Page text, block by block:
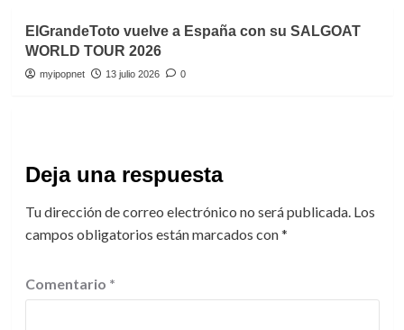
ElGrandeToto vuelve a España con su SALGOAT
WORLD TOUR 2026
myipopnet 13 julio 2026 0
Deja una respuesta
Tu dirección de correo electrónico no será publicada. Los
campos obligatorios están marcados con*
Comentario *